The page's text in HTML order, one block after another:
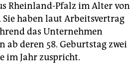
Rheinland-Pfalz im Alter von
Sie haben laut Arbeitsvertrag
das Unternehmen
ab deren 58. Geburtstag zwei
im Jahr zuspricht.